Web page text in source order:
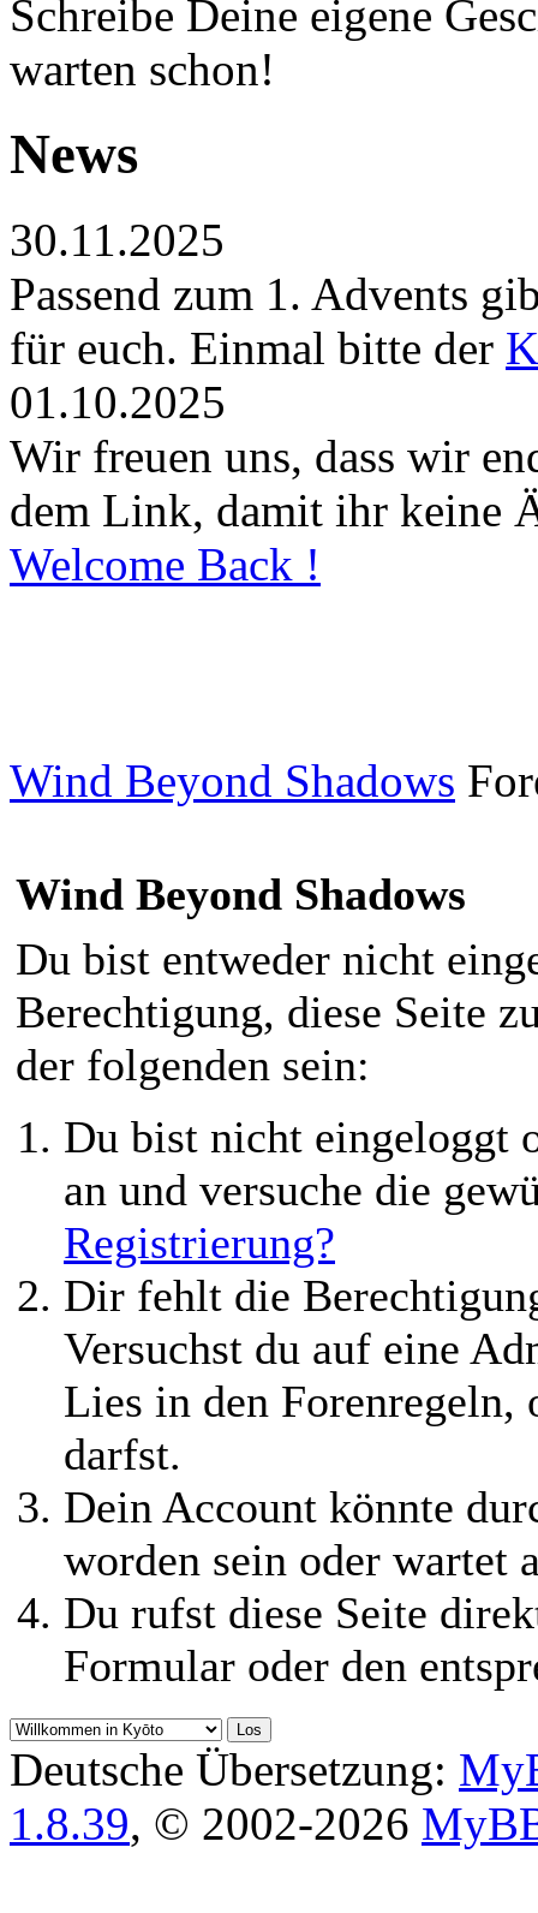
Schreibe Deine eigene
warten schon!
News
30.11.2025
Passend zum 1. Advents
für euch. Einmal bitte der
01.10.2025
Wir freuen uns, dass wir
dem Link, damit ihr keine
Welcome Back !
Wind Beyond Shadows
Wind Beyond Shadows
Du bist entweder nicht
Berechtigung, diese Seite
der folgenden sein:
Du bist nicht eingeloggt
an und versuche die
Registrierung?
Dir fehlt die
Versuchst du auf eine
Lies in den Forenregeln,
darfst.
Dein Account könnte
worden sein oder wartet
Du rufst diese Seite
Formular oder den
Deutsche Übersetzung:
1.8.39, © 2002-2026